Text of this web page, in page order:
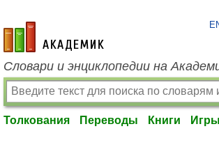
academic.ru
Словари и энциклопедии на
Толкования Переводы Книги